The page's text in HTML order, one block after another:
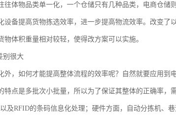
往体物品类单一化，一个仓储只有几种品类，电商仓储
设备提高货物拣选效率，进一步提高物流效率。改变了
物体积重量相对较轻，使得改方案可以实施。
别很大
外，如何才能提高整体流程的效率呢？自然就要应用
特点是多批次小批量，所以为了保证其整体的正确率，
及RFID的条码信息化处理；硬件方面，自动分拣机、